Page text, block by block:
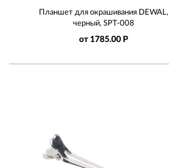
Планшет для окрашивания DEWAL,
черный, SPT-008
от 1785.00 Р